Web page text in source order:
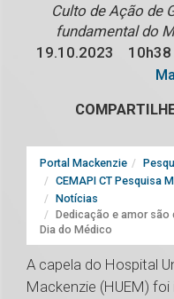
Culto de Ação de
fundamental do
19.10.2023
10h38
Portal Mackenzie
CEMAPI CT Pesquisa
Notícias
Dedicação e amor são
Dia do Médico
A capela do Hospital
Mackenzie (HUEM)